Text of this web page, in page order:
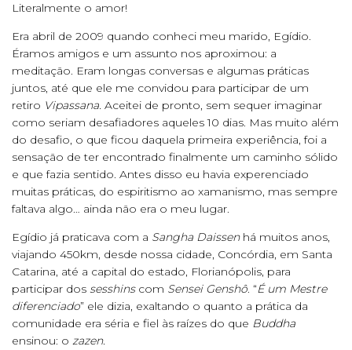
Literalmente o amor!
Era abril de 2009 quando conheci meu marido, Egídio.
Éramos amigos e um assunto nos aproximou: a
meditação. Eram longas conversas e algumas práticas
juntos, até que ele me convidou para participar de um
retiro Vipassana. Aceitei de pronto, sem sequer imaginar
como seriam desafiadores aqueles 10 dias. Mas muito além
do desafio, o que ficou daquela primeira experiência, foi a
sensação de ter encontrado finalmente um caminho sólido
e que fazia sentido. Antes disso eu havia experenciado
muitas práticas, do espiritismo ao xamanismo, mas sempre
faltava algo… ainda não era o meu lugar.
Egídio já praticava com a Sangha Daissenhá muitos anos,
viajando 450km, desde nossa cidade, Concórdia, em Santa
Catarina, até a capital do estado, Florianópolis, para
participar dos sesshins com Sensei Genshô. “É um Mestre
diferenciado” ele dizia, exaltando o quanto a prática da
comunidade era séria e fiel às raízes do que Buddha
ensinou: o zazen.